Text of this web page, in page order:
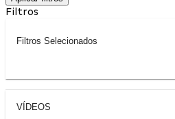
Filtros
Filtros Selecionados
VÍDEOS